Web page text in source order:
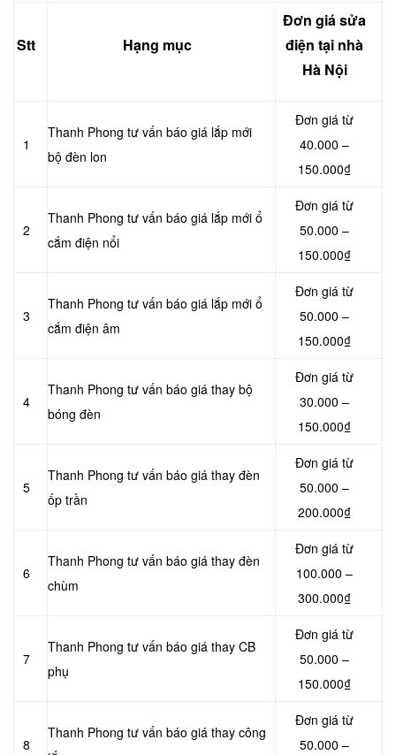
Stt Hạng mục
Đơn giá sửa
điện tại nhà
Hà Nội
1
Thanh Phong tư vấn báo giá lắp mới
bộ đèn lon
Đơn giá từ
40.000 –
150.000₫
2
Thanh Phong tư vấn báo giá lắp mới ổ
cắm điện nổi
Đơn giá từ
50.000 –
150.000₫
3
Thanh Phong tư vấn báo giá lắp mới ổ
cắm điện âm
Đơn giá từ
50.000 –
150.000₫
4
Thanh Phong tư vấn báo giá thay bộ
bóng đèn
Đơn giá từ
30.000 –
150.000₫
5
Thanh Phong tư vấn báo giá thay đèn
ốp trần
Đơn giá từ
50.000 –
200.000₫
6
Thanh Phong tư vấn báo giá thay đèn
chùm
Đơn giá từ
100.000 –
300.000₫
7
Thanh Phong tư vấn báo giá thay CB
phụ
Đơn giá từ
50.000 –
150.000₫
8
Thanh Phong tư vấn báo giá thay công
Đơn giá từ
50.000 –